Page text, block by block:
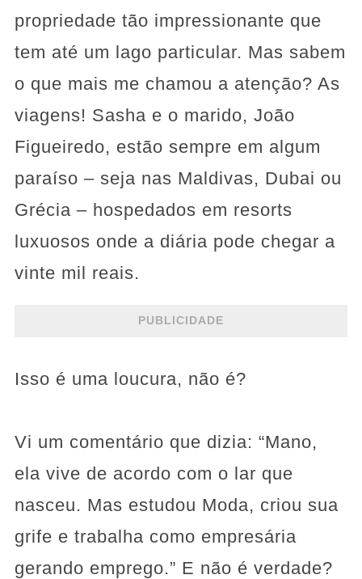
propriedade tão impressionante que
tem até um lago particular. Mas sabem
o que mais me chamou a atenção? As
viagens! Sasha e o marido, João
Figueiredo, estão sempre em algum
paraíso – seja nas Maldivas, Dubai ou
Grécia – hospedados em resorts
luxuosos onde a diária pode chegar a
vinte mil reais.
PUBLICIDADE
Isso é uma loucura, não é?
Vi um comentário que dizia: “Mano,
ela vive de acordo com o lar que
nasceu. Mas estudou Moda, criou sua
grife e trabalha como empresária
gerando emprego.” E não é verdade?